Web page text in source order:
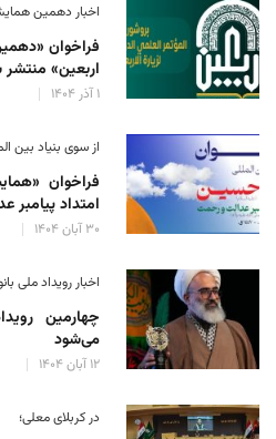
اخبار دهمین
فراخوان
اربعین»
۱ آذر ۱۴۰۴
از سوی بنیاد بین
فراخوان
امتداد
۳۰ آبان ۱۴۰۴
اخبار رویداد ملی
چهارمین
می‌شود
۱۲ آبان ۱۴۰۴
در کربلای معلی؛